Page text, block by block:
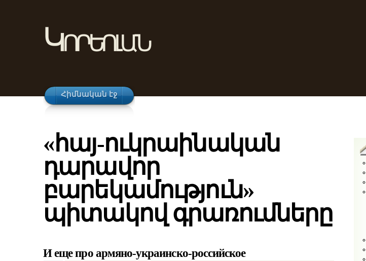
Կորեոլան
Հիմնական էջ
«հայ-ուկրաինական
դարավոր
բարեկամություն»
պիտակով գրառումները
И еще про армяно-украинско-российское